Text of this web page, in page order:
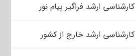
کارشناسی ارشد فراگیر پیام نور
کارشناسی ارشد خارج از کشور